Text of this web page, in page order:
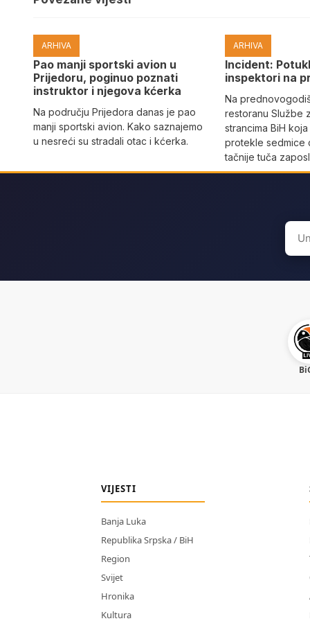
ARHIVA
Pao manji sportski avion u
Prijedoru, poginuo poznati
instruktor i njegova kćerka
Na području Prijedora danas je pao
manji sportski avion. Kako saznajemo
u nesreći su stradali otac i kćerka.
ARHIVA
Incident:
inspektori na
Na
restoranu Službe
strancima BiH
protekle sedmice
tačnije tuča
for:
VIJESTI
Banja Luka
Republika Srpska / BiH
Region
Svijet
Hronika
Kultura